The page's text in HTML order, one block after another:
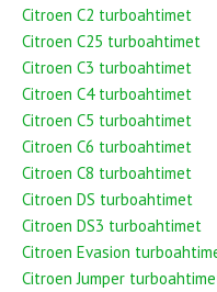
Citroen C2 turboahtimet
Citroen C25 turboahtimet
Citroen C3 turboahtimet
Citroen C4 turboahtimet
Citroen C5 turboahtimet
Citroen C6 turboahtimet
Citroen C8 turboahtimet
Citroen DS turboahtimet
Citroen DS3 turboahtimet
Citroen Evasion
Citroen Jumper